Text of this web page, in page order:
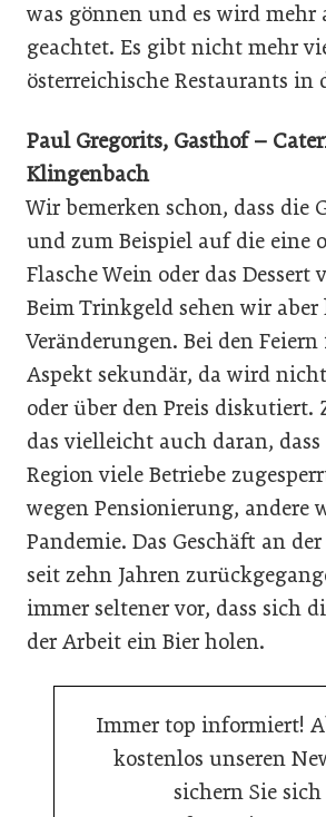
was gönnen und es wird
geachtet. Es gibt nicht mehr
österreichische Restaurants in
Paul Gregorits, Gasthof –
Klingenbach
Wir bemerken schon, dass die
und zum Beispiel auf die eine
Flasche Wein oder das Dessert
Beim Trinkgeld sehen wir aber
Veränderungen. Bei den Feiern
Aspekt sekundär, da wird
oder über den Preis diskutiert.
das vielleicht auch daran,
Region viele Betriebe
wegen Pensionierung, andere
Pandemie. Das Geschäft an
seit zehn Jahren
immer seltener vor, dass sich
der Arbeit ein Bier holen.
Immer top informiert!
kostenlos unseren
sichern Sie